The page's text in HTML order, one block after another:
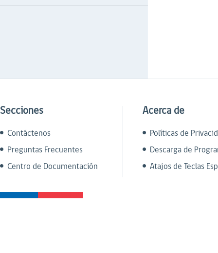
Secciones
Contáctenos
Preguntas Frecuentes
Centro de Documentación
Acerca de
Políticas de
Descarga de
Atajos de Teclas